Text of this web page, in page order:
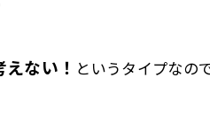
ない！ というタイプなので